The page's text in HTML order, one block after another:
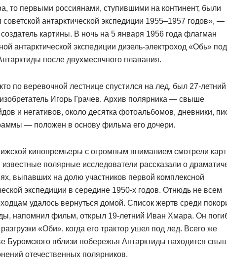
то первыми россиянами, ступившими на континент, были
советской антарктической экспедиции 1955–1957 годов», —
картины. В ночь на 5 января 1956 года флагман
антарктической экспедиции дизель-электроход «Обь»
после двухмесячного плавания.
по веревочной лестнице спустился на лед, был 27-летний
Игорь Грачев. Архив полярника — свыше
и негативов, около десятка фотоальбомов, дневники,
— положен в основу фильма его дочери.
кинопремьеры с огромным вниманием смотрели
известные полярные исследователи рассказали о
выпавших на долю участников первой комплексной
экспедиции в середине 1950-х годов. Отнюдь не всем
удалось вернуться домой. Список жертв среди
напомнил фильм, открыл 19-летний Иван Хмара. Он
«Оби», когда его трактор ушел под лед. Всего же
Буромского вблизи побережья Антарктиды находится
отечественных полярников.